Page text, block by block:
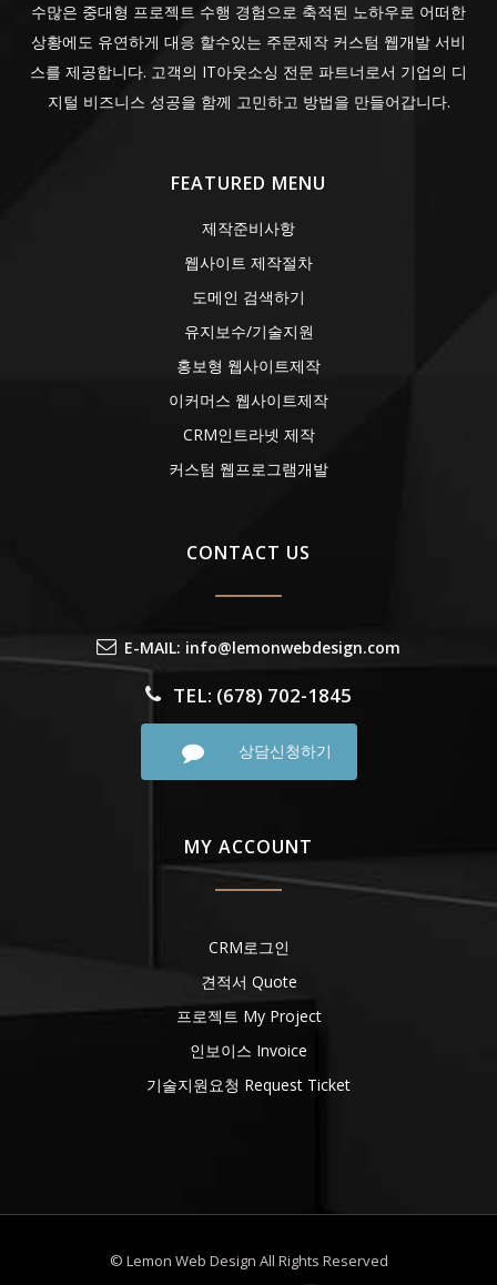
수많은 중대형 프로젝트 수행 경험으로 축적된 노하우로 어떠한
상황에도 유연하게 대응 할수있는 주문제작 커스텀 웹개발 서비
스를 제공합니다. 고객의 IT아웃소싱 전문 파트너로서 기업의 디
지털 비즈니스 성공을 함께 고민하고 방법을 만들어갑니다.
FEATURED MENU
제작준비사항
웹사이트 제작절차
도메인 검색하기
유지보수/기술지원
홍보형 웹사이트제작
이커머스 웹사이트제작
CRM인트라넷 제작
커스텀 웹프로그램개발
CONTACT US
E-MAIL: info@lemonwebdesign.com
TEL: (678) 702-1845
상담신청하기
MY ACCOUNT
CRM로그인
견적서 Quote
프로젝트 My Project
인보이스 Invoice
기술지원요청 Request Ticket
© Lemon Web Design All Rights Reserved